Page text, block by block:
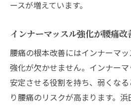
ースが増えています。
インナーマッスル強化が腰痛改
腰痛の根本改善にはインナーマ
強化が欠かせません。インナー
安定させる役割を持ち、弱くな
り腰痛のリスクが高まります。